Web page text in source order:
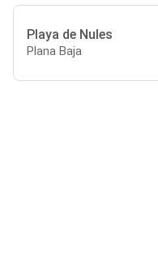
Playa de Nules
Plana Baja